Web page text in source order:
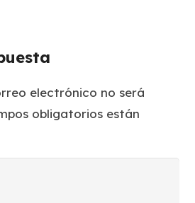
electrónico no será
obligatorios están